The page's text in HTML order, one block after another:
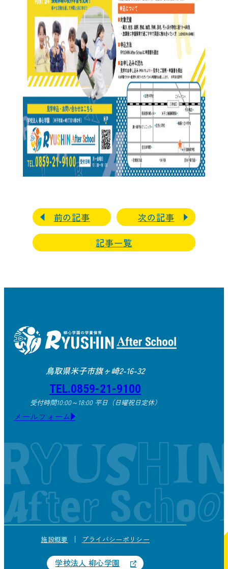
前の記事
記事一覧
次の記事
鳥取県米子市旗ヶ崎2-16-32
TEL.0859-21-9100
受付時間10:00～18:00 平日（日曜祝日定休）
メールフォーム
施設概要 プライバシーポリシー
学校法人 柳心学園